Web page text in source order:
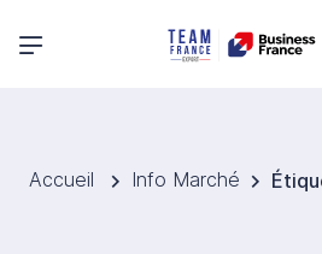
Menu principal
Accueil Info Marché